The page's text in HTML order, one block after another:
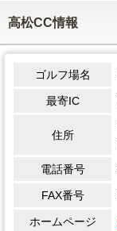
高松CC情報
ゴルフ場名
最寄IC
住所
電話番号
FAX番号
ホームページ